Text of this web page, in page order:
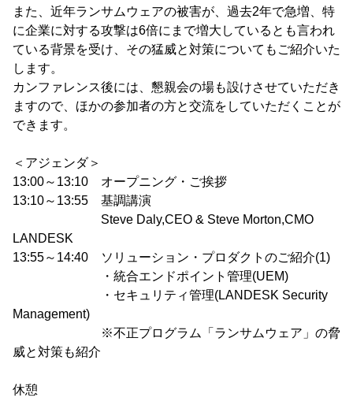
また、近年ランサムウェアの被害が、過去2年で急増、特
に企業に対する攻撃は6倍にまで増大しているとも言われ
ている背景を受け、その猛威と対策についてもご紹介いた
します。
カンファレンス後には、懇親会の場も設けさせていただき
ますので、ほかの参加者の方と交流をしていただくことが
できます。
＜アジェンダ＞
13:00～13:10 オープニング・ご挨拶
13:10～13:55 基調講演
Steve Daly,CEO & Steve Morton,CMO
LANDESK
13:55～14:40 ソリューション・プロダクトのご紹介(1)
・統合エンドポイント管理(UEM)
・セキュリティ管理(LANDESK Security
Management)
※不正プログラム「ランサムウェア」の脅
威と対策も紹介
休憩